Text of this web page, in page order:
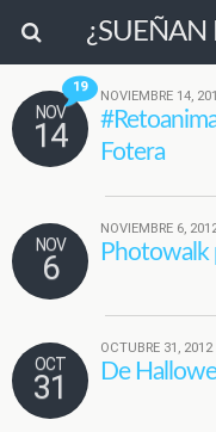
19
NOV
14
NOVIEMBRE 14,
Fotera
NOV
6
NOVIEMBRE 6,
Photowalk
OCT
31
OCTUBRE 31, 2012
De